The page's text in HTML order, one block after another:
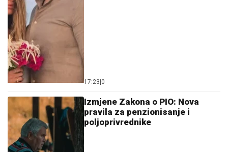
17:23|0
Izmjene Zakona o PIO: Nova
pravila za penzionisanje i
poljoprivrednike